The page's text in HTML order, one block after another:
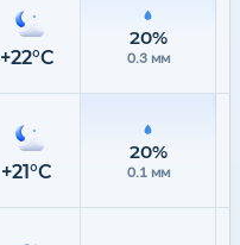
+22°C
20%
0.3 мм
+21°C
20%
0.1 мм